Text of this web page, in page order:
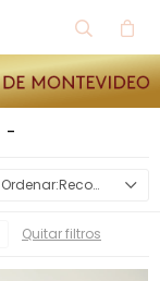
Recomendados
Quitar filtros